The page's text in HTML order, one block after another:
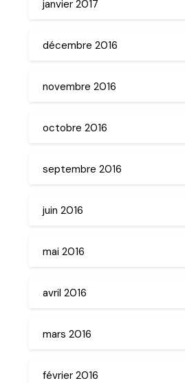
janvier 2017
décembre 2016
novembre 2016
octobre 2016
septembre 2016
juin 2016
mai 2016
avril 2016
mars 2016
février 2016